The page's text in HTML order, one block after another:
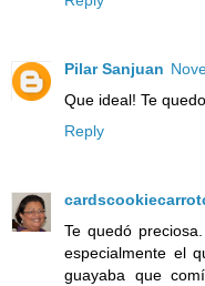
Pilar Sanjuan
Que ideal! Te
Reply
Te quedó
especialmente el
guayaba que